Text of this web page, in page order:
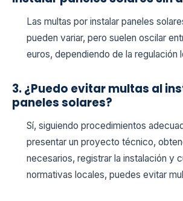
Las multas por instalar paneles
pueden variar, pero suelen oscilar
euros, dependiendo de la regulación
3. ¿Puedo evitar multas al
paneles solares?
Sí, siguiendo procedimientos
presentar un proyecto técnico,
necesarios, registrar la instalación y
normativas locales, puedes evitar